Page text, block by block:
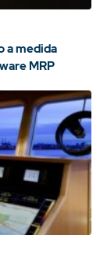
a medida
MRP